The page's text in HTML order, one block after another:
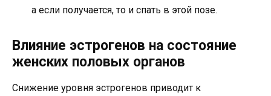
а если получается, то и спать в этой позе.
Влияние эстрогенов на состояние
женских половых органов
Снижение уровня эстрогенов приводит к